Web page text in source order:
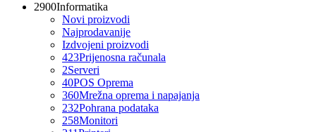
2900Informatika
Novi proizvodi
Najprodavanije
Izdvojeni proizvodi
423Prijenosna računala
2Serveri
40POS Oprema
360Mrežna oprema i napajanja
232Pohrana podataka
258Monitori